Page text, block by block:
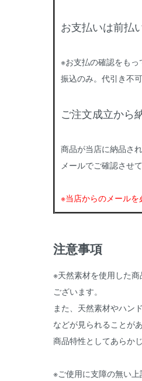
お支払いは前払
※お支払の確認をも
振込のみ。代引き不可
ご注文成立から
商品が当店に納品さ
メールでご確認させ
※当店からのメールを
注意事項
※天然素材を使用した
ございます。
また、天然素材やハン
などが見られることが
商品特性としてあらか
※ご使用に支障の無い